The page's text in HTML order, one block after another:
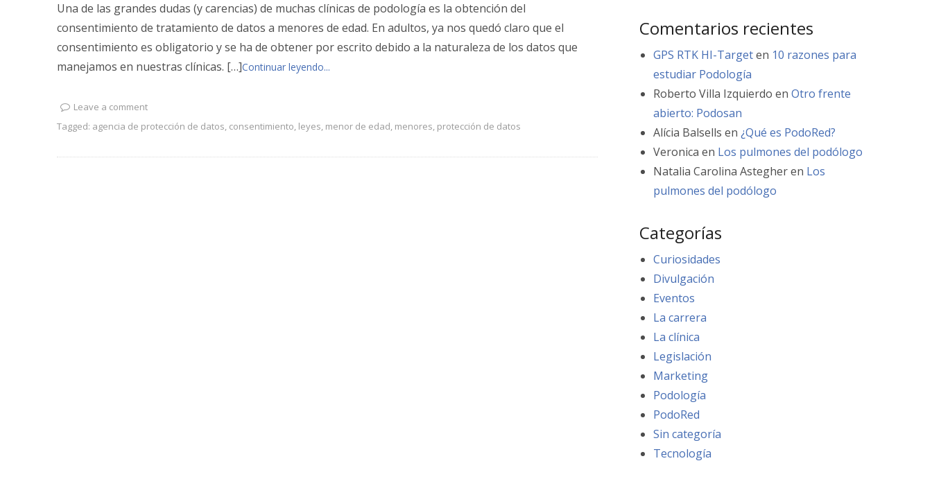
Una de las grandes dudas (y carencias) de muchas clínicas de podología es la obtención del
consentimiento de tratamiento de datos a menores de edad. En adultos, ya nos quedó claro que el
consentimiento es obligatorio y se ha de obtener por escrito debido a la naturaleza de los datos que
manejamos en nuestras clínicas. […]Continuar leyendo...
Leave a comment
Tagged: agencia de protección de datos, consentimiento, leyes, menor de edad, menores, protección de datos
Comentarios recientes
GPS RTK HI-Targeten 10 razones para
estudiar Podología
Roberto Villa Izquierdo enOtro frente
abierto: Podosan
Alícia Balsells en¿Qué es PodoRed?
Veronica en Los pulmones del podólogo
Natalia Carolina Astegheren Los
pulmones del podólogo
Categorías
Curiosidades
Divulgación
Eventos
La carrera
La clínica
Legislación
Marketing
Podología
PodoRed
Sin categoría
Tecnología